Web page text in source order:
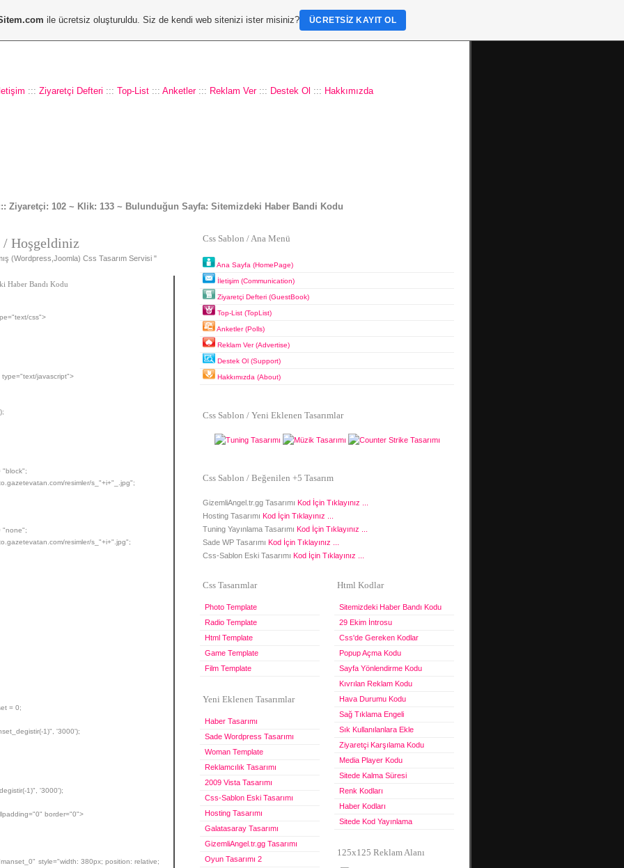
İletişim ::: Ziyaretçi Defteri ::: Top-List::: Anketler::: Reklam Ver::: Destek Ol ::: Hakkımızda
Ziyaretçi: 102 ~ Klik: 133 ~ Bulunduğun Sayfa: Sitemizdeki Haber Bandi Kodu
/ Hoşgeldiniz
(Wordpress,Joomla) Css Tasarım Servisi "
Haber Bandı Kodu
css">
javascript">
resimler/s_"+i+"_.jpg";
resimler/s_"+i+".jpg";
= 0;
1)", '3000');
1)", '3000');
border="0">
style="width: 380px; position: relative;
Css Sablon / Ana Menü
Ana Sayfa (HomePage)
İletişim (Communication)
Ziyaretçi Defteri (GuestBook)
Top-List (TopList)
Anketler (Polls)
Reklam Ver (Advertise)
Destek Ol (Support)
Hakkımızda (About)
Css Sablon / Yeni Eklenen Tasarımlar
Css Sablon / Beğenilen +5 Tasarım
GizemliAngel.tr.gg Tasarımı Kod İçin Tıklayınız ...
Hosting Tasarımı Kod İçin Tıklayınız ...
Tuning Yayınlama Tasarımı Kod İçin Tıklayınız ...
Sade WP Tasarımı Kod İçin Tıklayınız ...
Css-Sablon Eski Tasarımı Kod İçin Tıklayınız ...
Css Tasarımlar
Photo Template
Radio Template
Html Template
Game Template
Film Template
Yeni Eklenen Tasarımlar
Haber Tasarımı
Sade Wordpress Tasarımı
Woman Template
Reklamcılık Tasarımı
2009 Vista Tasarımı
Css-Sablon Eski Tasarımı
Hosting Tasarımı
Galatasaray Tasarımı
GizemliAngel.tr.gg Tasarımı
Oyun Tasarımı 2
Html Kodlar
Sitemizdeki Haber Bandı Kodu
29 Ekim İntrosu
Css'de Gereken Kodlar
Popup Açma Kodu
Sayfa Yönlendirme Kodu
Kıvrılan Reklam Kodu
Hava Durumu Kodu
Sağ Tıklama Engeli
Sık Kullanılanlara Ekle
Ziyaretçi Karşılama Kodu
Media Player Kodu
Sitede Kalma Süresi
Renk Kodları
Haber Kodları
Sitede Kod Yayınlama
125x125 Reklam Alanı
ile ücretsiz oluşturuldu. Siz de kendi web sitenizi ister misiniz? ÜCRETSIZ KAYIT OL